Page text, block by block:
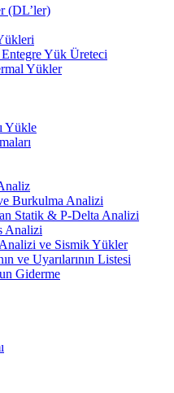
(DL’ler)
Yük Üreteci
Yükler
Yükle
Burkulma Analizi
Statik & P-Delta Analizi
Analizi
ve Sismik Yükler
ve Uyarılarının Listesi
Giderme